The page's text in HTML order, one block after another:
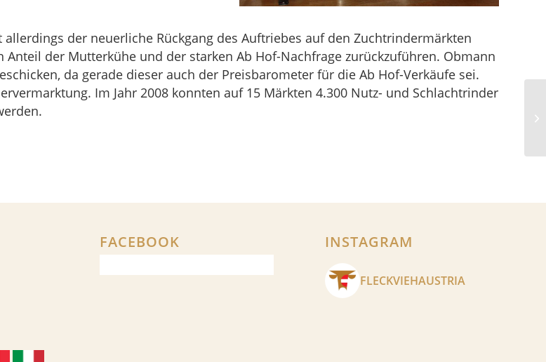
der neuerliche Rückgang des Auftriebes auf den Zuchtrindermärkten
der Mutterkühe und der starken Ab Hof-Nachfrage zurückzuführen. Obmann
da gerade dieser auch der Preisbarometer für die Ab Hof-Verkäufe sei.
Im Jahr 2008 konnten auf 15 Märkten 4.300 Nutz- und Schlachtrinder
FACEBOOK INSTAGRAM
FLECKVIEHAUSTRIA